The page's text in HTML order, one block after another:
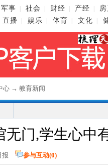
军事 社会 财经 产经
直播 娱乐 体育 文化
心 → 教育新闻
无门,学生心中
报 参与互动(0)